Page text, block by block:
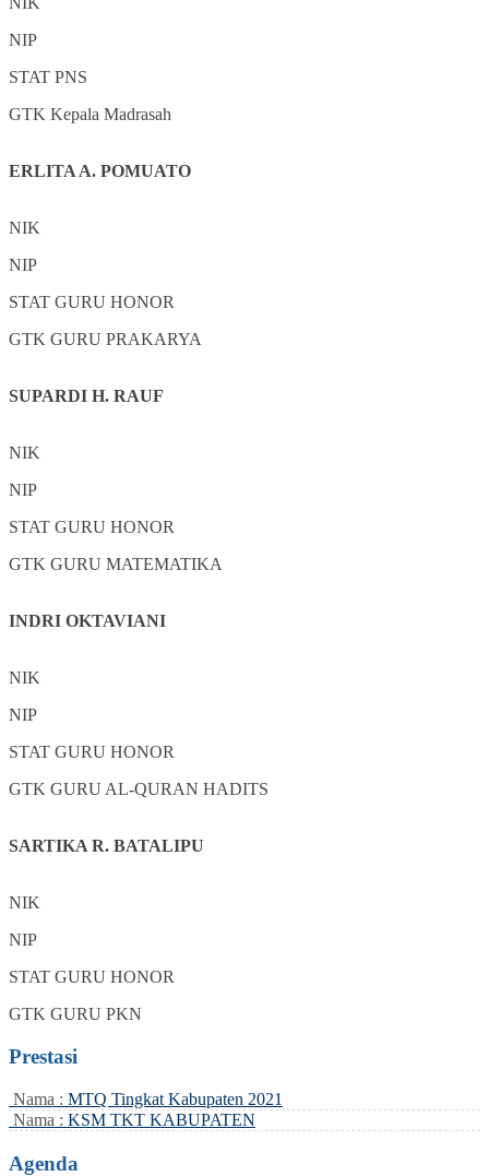
NIP
STAT PNS
GTK Kepala Madrasah
ERLITA A. POMUATO
NIK
NIP
STAT GURU HONOR
GTK GURU PRAKARYA
SUPARDI H. RAUF
NIK
NIP
STAT GURU HONOR
GTK GURU MATEMATIKA
INDRI OKTAVIANI
NIK
NIP
STAT GURU HONOR
GTK GURU AL-QURAN HADITS
SARTIKA R. BATALIPU
NIK
NIP
STAT GURU HONOR
GTK GURU PKN
Prestasi
Nama : MTQ Tingkat Kabupaten 2021
Nama : KSM TKT KABUPATEN
Agenda